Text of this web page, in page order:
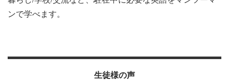
ンで学べます。
生徒様の声